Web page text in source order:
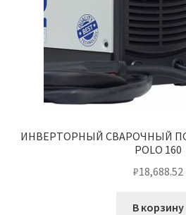
ИНВЕРТОРНЫЙ СВАРОЧНЫЙ
POLO 160
₽18,688.52
В корзину